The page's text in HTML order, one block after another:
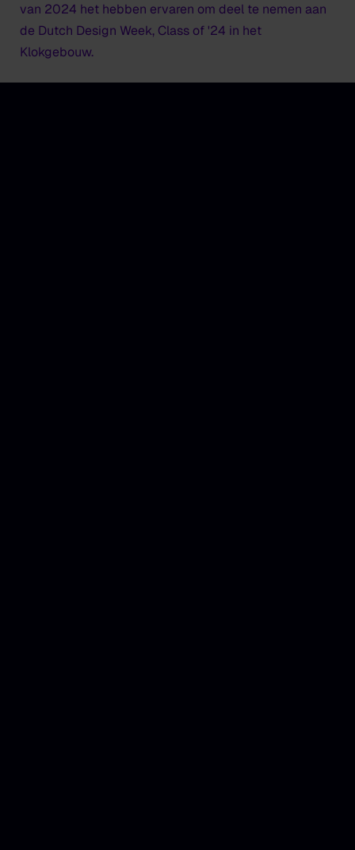
van 2024 het hebben ervaren om deel te nemen aan
de Dutch Design Week, Class of '24 in het
Klokgebouw.